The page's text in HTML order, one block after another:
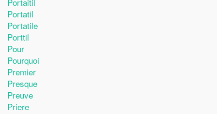
Portatil
Portatile
Porttil
Pour
Pourquoi
Premier
Presque
Preuve
Priere